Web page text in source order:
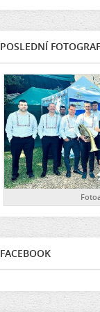
POSLEDNÍ
FACEBOOK